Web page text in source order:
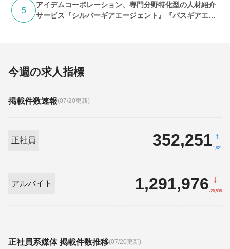
5
アイデムコーポレーション、専門分野特化型の人材紹介
サービス『シルバーギアエージェント』『バスギアエー
今週の求人指標
掲載件数速報(07/20更新)
正社員 352,251 ↑
1,621
アルバイト 1,291,976 ↓
-26,536
正社員系媒体 掲載件数推移(07/20更新)